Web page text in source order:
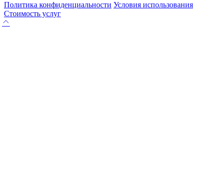
Политика конфиденциальности Условия использования
Стоимость услуг